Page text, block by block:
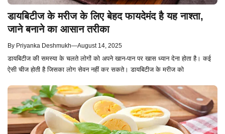
डायबिटीज के मरीज के लिए बेहद फायदेमंद है यह नाश्ता,
जाने बनाने का आसान तरीका
By Priyanka Deshmukh—August 14, 2025
डायबिटीज की समस्या के चलते लोगों को अपने खान-पान पर खास ध्यान देना होता है। कई
ऐसी चीज होती है जिसका लोग सेवन नहीं कर सकते। डायबिटीज के मरीज को